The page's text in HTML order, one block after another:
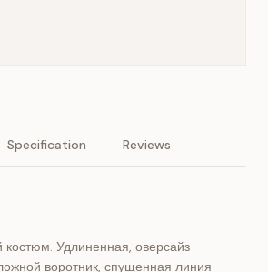
Specification Reviews
Удлиненная, оверсайз
воротник, спущенная линия